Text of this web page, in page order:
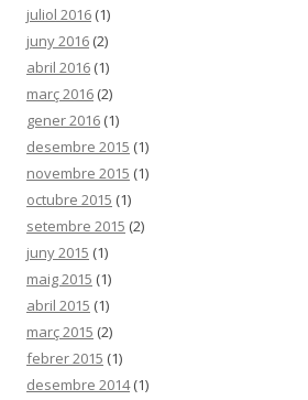
juliol 2016 (1)
juny 2016 (2)
abril 2016 (1)
març 2016 (2)
gener 2016 (1)
desembre 2015 (1)
novembre 2015 (1)
octubre 2015 (1)
setembre 2015 (2)
juny 2015 (1)
maig 2015 (1)
abril 2015 (1)
març 2015 (2)
febrer 2015 (1)
desembre 2014(1)